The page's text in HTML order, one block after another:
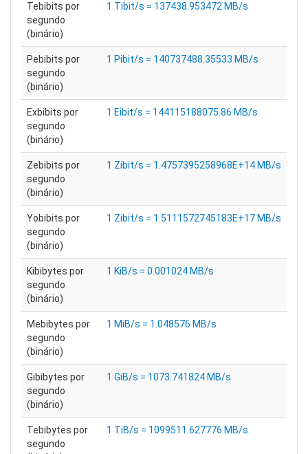
Tebibits por
segundo
(binário)
1 Tibit/s = 137438.953472 MB/s
Pebibits por
segundo
(binário)
1 Pibit/s = 140737488.35533 MB/s
Exbibits por
segundo
(binário)
1 Eibit/s = 144115188075.86 MB/s
Zebibits por
segundo
(binário)
1 Zibit/s = 1.4757395258968E+14 MB/s
Yobibits por
segundo
(binário)
1 Zibit/s = 1.5111572745183E+17 MB/s
Kibibytes por
segundo
(binário)
1 KiB/s = 0.001024 MB/s
Mebibytes por
segundo
(binário)
1 MiB/s = 1.048576 MB/s
Gibibytes por
segundo
(binário)
1 GiB/s = 1073.741824 MB/s
Tebibytes por
segundo
1 TiB/s = 1099511.627776 MB/s